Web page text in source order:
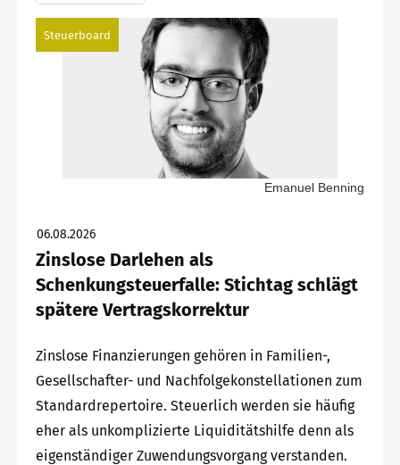
Steuerboard
Emanuel Benning
06.08.2026
Zinslose Darlehen als
Schenkungsteuerfalle: Stichtag schlägt
spätere Vertragskorrektur
Zinslose Finanzierungen gehören in Familien-,
Gesellschafter- und Nachfolgekonstellationen zum
Standardrepertoire. Steuerlich werden sie häufig
eher als unkomplizierte Liquiditätshilfe denn als
eigenständiger Zuwendungsvorgang verstanden.